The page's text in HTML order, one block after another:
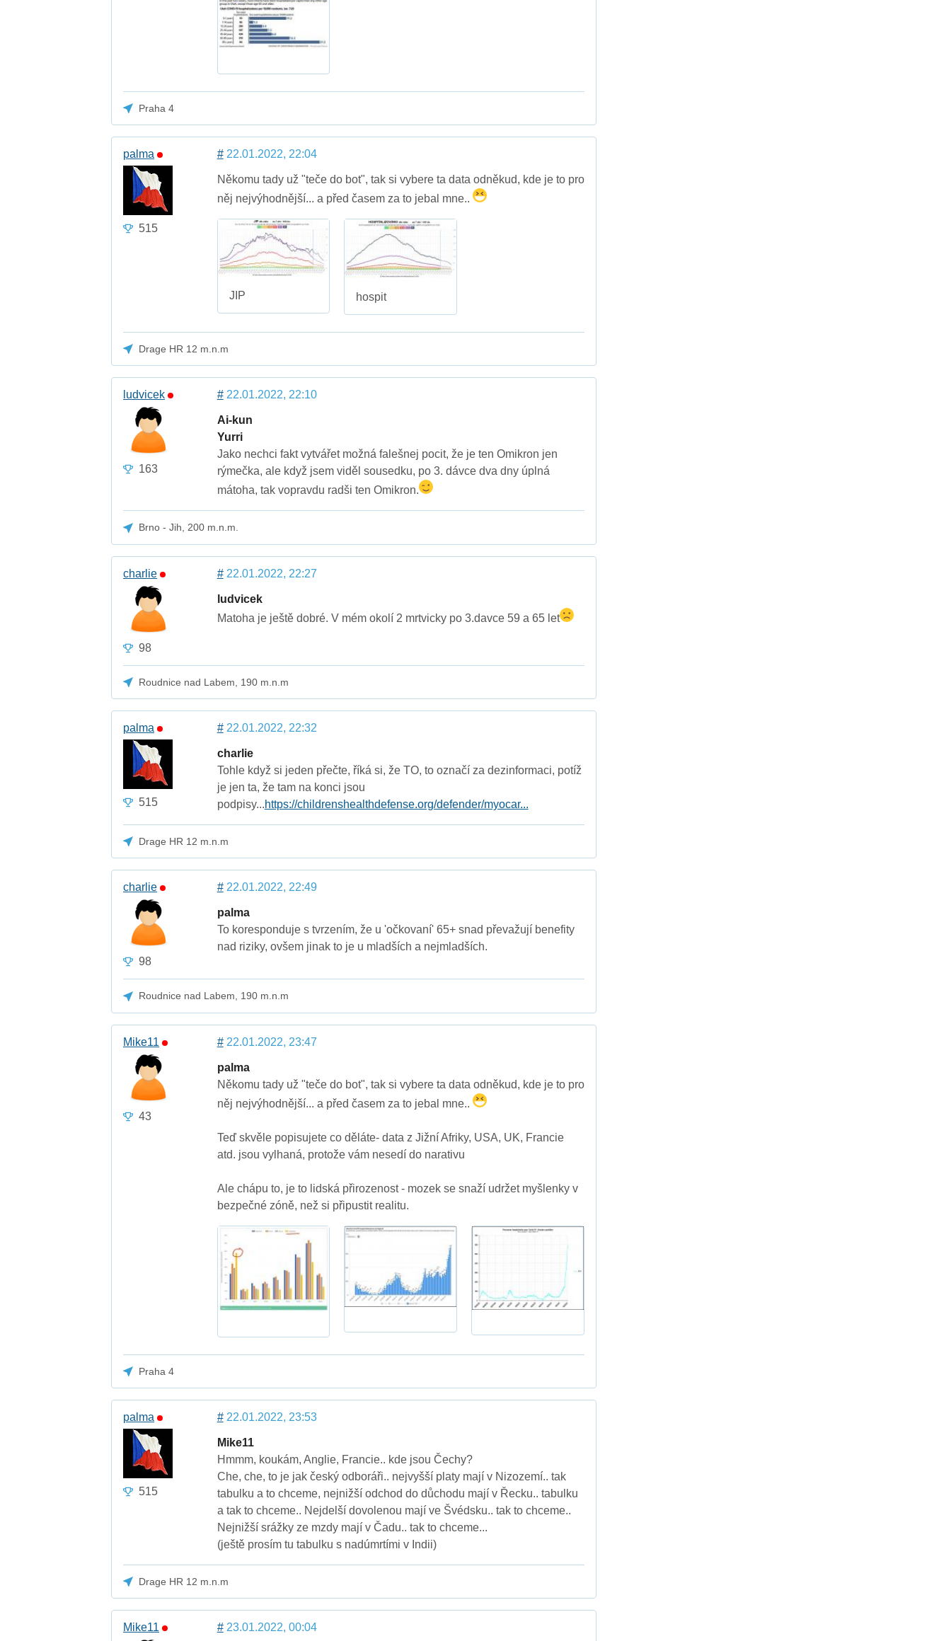
Praha 4
palma
515
#22.01.2022, 22:04
Někomu tady už "teče do bot", tak si vybere ta data odněkud, kde je to pro
něj nejvýhodnější... a před časem za to jebal mne..
JIP hospit
Drage HR 12 m.n.m
ludvicek
163
#22.01.2022, 22:10
Ai-kun
Yurri
Jako nechci fakt vytvářet možná falešnej pocit, že je ten Omikron jen
rýmečka, ale když jsem viděl sousedku, po 3. dávce dva dny úplná
mátoha, tak vopravdu radši ten Omikron.
Brno - Jih, 200 m.n.m.
charlie
98
#22.01.2022, 22:27
ludvicek
Matoha je ještě dobré. V mém okolí 2 mrtvicky po 3.davce 59 a 65 let
Roudnice nad Labem, 190 m.n.m
palma
515
#22.01.2022, 22:32
charlie
Tohle když si jeden přečte, říká si, že TO, to označí za dezinformaci, potíž
je jen ta, že tam na konci jsou
podpisy...https://childrenshealthdefense.org/defender/myocar...
Drage HR 12 m.n.m
charlie
98
#22.01.2022, 22:49
palma
To koresponduje s tvrzením, že u 'očkovaní' 65+ snad převažují benefity
nad riziky, ovšem jinak to je u mladších a nejmladších.
Roudnice nad Labem, 190 m.n.m
Mike11
43
#22.01.2022, 23:47
palma
Někomu tady už "teče do bot", tak si vybere ta data odněkud, kde je to pro
něj nejvýhodnější... a před časem za to jebal mne..
Teď skvěle popisujete co děláte- data z Jižní Afriky, USA, UK, Francie
atd. jsou vylhaná, protože vám nesedí do narativu
Ale chápu to, je to lidská přirozenost - mozek se snaží udržet myšlenky v
bezpečné zóně, než si připustit realitu.
Praha 4
palma
515
#22.01.2022, 23:53
Mike11
Hmmm, koukám, Anglie, Francie.. kde jsou Čechy?
Che, che, to je jak český odboráři.. nejvyšší platy mají v Nizozemí.. tak
tabulku a to chceme, nejnižší odchod do důchodu mají v Řecku.. tabulku
a tak to chceme.. Nejdelší dovolenou mají ve Švédsku.. tak to chceme..
Nejnižší srážky ze mzdy mají v Čadu.. tak to chceme...
(ještě prosím tu tabulku s nadúmrtími v Indii)
Drage HR 12 m.n.m
Mike11 #23.01.2022, 00:04